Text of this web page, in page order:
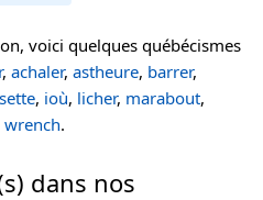
voici quelques québécismes
, achaler, astheure, barrer,
, ioù, licher, marabout,
wrench.
dans nos